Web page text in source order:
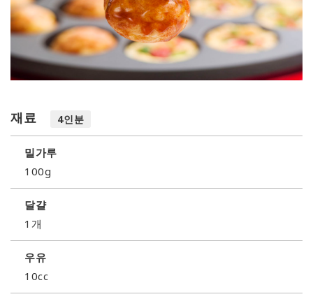
재료 4인분
밀가루
100g
달걀
1개
우유
10cc